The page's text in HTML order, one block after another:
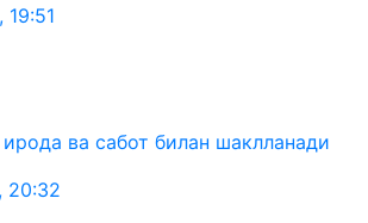
, 19:51
ирода ва сабот билан шаклланади
, 20:32